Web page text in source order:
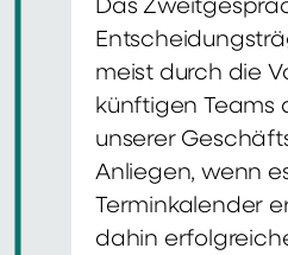
Das
meist durch die
künftigen Teams
unserer
Anliegen, wenn
Terminkalender
dahin